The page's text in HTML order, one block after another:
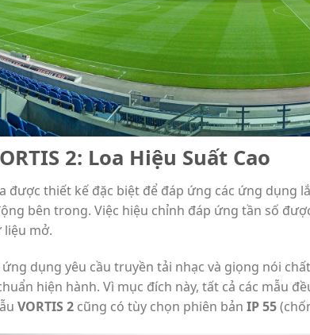
2: Loa Hiệu Suất Cao
được thiết kế đặc biệt để đáp ứng các ứng dụng
bên trong. Việc hiệu chỉnh đáp ứng tần số
liệu mở.
dụng yêu cầu truyền tải nhạc và giọng nói
hiện hành. Vì mục đích này, tất cả các mẫu
VORTIS 2 cũng có tùy chọn phiên bản IP 55